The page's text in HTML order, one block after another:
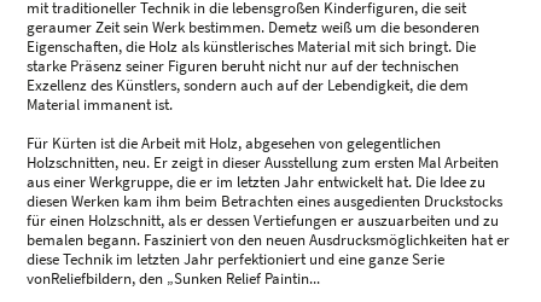
mit traditioneller Technik in die lebensgroßen Kinderfiguren, die seit
geraumer Zeit sein Werk bestimmen. Demetz weiß um die besonderen
Eigenschaften, die Holz als künstlerisches Material mit sich bringt. Die
starke Präsenz seiner Figuren beruht nicht nur auf der technischen
Exzellenz des Künstlers, sondern auch auf der Lebendigkeit, die dem
Material immanent ist.
Für Kürten ist die Arbeit mit Holz, abgesehen von gelegentlichen
Holzschnitten, neu. Er zeigt in dieser Ausstellung zum ersten Mal Arbeiten
aus einer Werkgruppe, die er im letzten Jahr entwickelt hat. Die Idee zu
diesen Werken kam ihm beim Betrachten eines ausgedienten Druckstocks
für einen Holzschnitt, als er dessen Vertiefungen er auszuarbeiten und zu
bemalen begann. Fasziniert von den neuen Ausdrucksmöglichkeiten hat er
diese Technik im letzten Jahr perfektioniert und eine ganze Serie
vonReliefbildern, den „Sunken Relief Paintin...